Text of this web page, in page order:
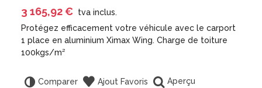
3 165,92 € tva inclus.
Protégez efficacement votre véhicule avec le carport
1 place en aluminium Ximax Wing. Charge de toiture
100kgs/m²
Comparer Ajout Favoris Aperçu